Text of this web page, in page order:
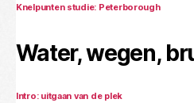
Knelpunten studie: Peterborough
Water, wegen,
Intro: uitgaan van de plek